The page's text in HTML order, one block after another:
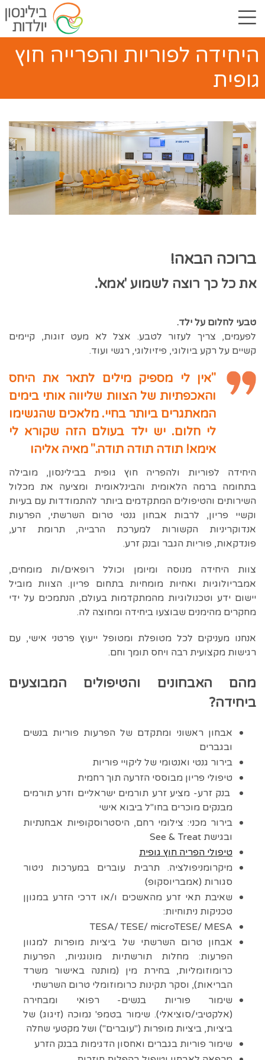
תפריט
היחידה לפוריות והפרייה חוץ
גופית
ברוכה הבאה!
את כל כך רוצה לשמוע 'אמא'.
טבעי לחלום על ילד.
לפעמים, צריך לעזור לטבע. אצל לא מעט זוגות, קיימים
קשיים על רקע ביולוגי, פיזיולוגי, רגשי ועוד.
"אין לי מספיק מילים לתאר את היחס
והאכפתיות של הצוות שליווה אותי בימים
המאתגרים ביותר בחיי. מלאכים שהגשימו
לי חלום. יש ילד בעולם הזה שקורא לי
אימא! תודה תודה תודה." מאיה אליהו
היחידה לפוריות ולהפריה חוץ גופית בבילינסון, מובילה
בתחומה ברמה הלאומית והבינלאומית ומציעה את מכלול
השירותים והטיפולים המתקדמים ביותר להתמודדות עם בעיות
וקשיי פריון, לרבות אבחון גנטי טרום השרשתי, הפרעות
אנדוקריניות הקשורות למערכת הרבייה, תרומת זרע,
פונדקאות, פוריות הגבר ובנק זרע.
צוות היחידה מנוסה ומיומן וכולל רופאים/ות מומחים,
אמבריולוגיות ואחיות מומחיות בתחום פריון. הצוות מוביל
יישום ידע וטכנולוגיות מהמתקדמות בעולם, הנתמכים על ידי
מחקרים מהימנים שבוצעו ביחידה ומחוצה לה.
אנחנו מעניקים לכל מטופלת ומטופל ייעוץ פרטני אישי, עם
רגישות מקצועית רבה ויחס תומך וחם.
מהם האבחונים והטיפולים המבוצעים
ביחידה?
אבחון ראשוני ומתקדם של הפרעות פוריות בנשים
ובגברים
בירור גנטי ואנטומי של ליקויי פוריות
טיפולי פריון מבוססי הזרעה תוך רחמית
בנק זרע- מציע זרע תורמים ישראליים וזרע תורמים
מבנקים מוכרים בחו"ל ביבוא אישי
בירור מכני: צילומי רחם, היסטרוסקופיות אבחנתיות
ובגישת See & Treat
טיפולי הפריה חוץ גופית
מיקרומניפולציה. תרבית עוברים במערכות ניטור
סגורות (אמבריוסקופ)
שאיבת תאי זרע מהאשכים ו/או דרכי הזרע במגוןן
טכניקות ניתוחיות:
TESA/ TESE/ microTESE/ MESA
אבחון טרום השרשתי של ביציות מופרות למגוון
הפרעות: מחלות תורשתיות מונוגניות, הפרעות
כרומוזומליות, בחירת מין (מותנה באישור משרד
הבריאות), וסקר תקינות כרומוזומלי טרום השרשתי
שימור פוריות בנשים- רפואי ומבחירה
(אלקטיבי/סוציאלי). שימור בטמפ' נמוכה (זיגוג) של
ביציות, ביציות מופרות ("עוברים") ושל מקטעי שחלה
שימור פוריות בגברים ואחסון הדגימות בבנק הזרע